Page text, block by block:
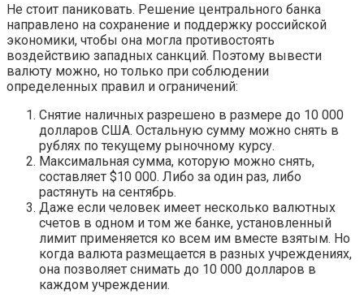
Не стоит паниковать. Решение центрального банка
направлено на сохранение и поддержку российской
экономики, чтобы она могла противостоять
воздействию западных санкций. Поэтому вывести
валюту можно, но только при соблюдении
определенных правил и ограничений:
Снятие наличных разрешено в размере до 10 000
долларов США. Остальную сумму можно снять в
рублях по текущему рыночному курсу.
Максимальная сумма, которую можно снять,
составляет $10 000. Либо за один раз, либо
растянуть на сентябрь.
Даже если человек имеет несколько валютных
счетов в одном и том же банке, установленный
лимит применяется ко всем им вместе взятым. Но
когда валюта размещается в разных учреждениях,
она позволяет снимать до 10 000 долларов в
каждом учреждении.